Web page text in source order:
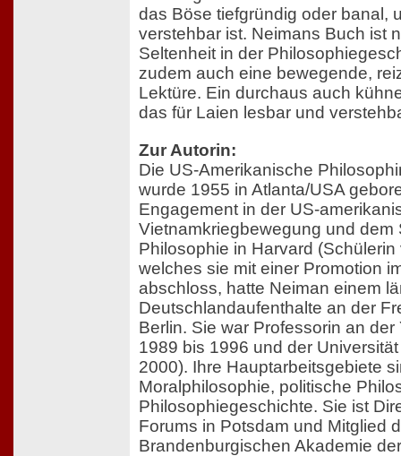
das Böse tiefgründig oder banal,
verstehbar ist. Neimans Buch ist
Seltenheit in der
zudem auch eine bewegende,
Lektüre. Ein durchaus auch
das für Laien lesbar und
Zur Autorin:
Die US-Amerikanische
wurde 1955 in Atlanta/USA
Engagement in der US-
Vietnamkriegbewegung und dem
Philosophie in Harvard
welches sie mit einer Promotion
abschloss, hatte Neiman einem
Deutschlandaufenthalte an der
Berlin. Sie war Professorin an
1989 bis 1996 und der
2000). Ihre Hauptarbeitsgebiete
Moralphilosophie, politische
Philosophiegeschichte. Sie ist
Forums in Potsdam und Mitglied
Brandenburgischen Akademie